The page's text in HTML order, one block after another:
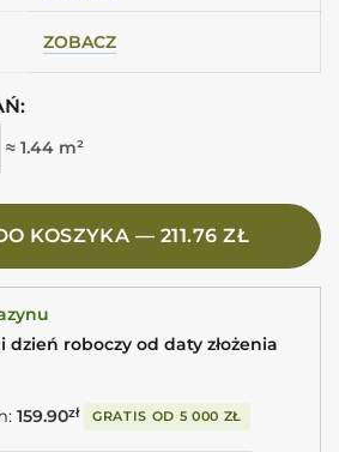
ZOBACZ
60X120 Gres imitacja kamienia
≈ 1.44 m²
KOSZYKA — 211.76 ZŁ
dzień roboczy od daty złożenia
159.90zł GRATIS OD 5 000 ZŁ